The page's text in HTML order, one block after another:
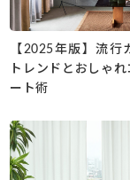
【2025年版】流行
トレンドとおしゃ
ート術